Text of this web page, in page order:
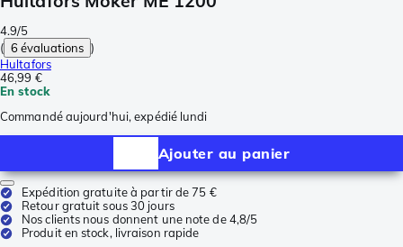
4.9/5
( 6 évaluations )
Hultafors
46,99 €
En stock
Commandé aujourd'hui, expédié lundi
Ajouter au panier
Expédition gratuite à partir de 75 €
Retour gratuit sous 30 jours
Nos clients nous donnent une note de 4,8/5
Produit en stock, livraison rapide